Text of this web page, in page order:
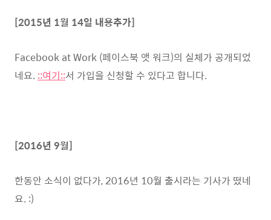
[2015년 1월 14일 내용추가]
Facebook at Work (페이스북 앳 워크)의 실체가 공개되었
네요. ::여기::서 가입을 신청할 수 있다고 합니다.
[2016년 9월]
한동안 소식이 없다가, 2016년 10월 출시라는 기사가 떴네
요. :)